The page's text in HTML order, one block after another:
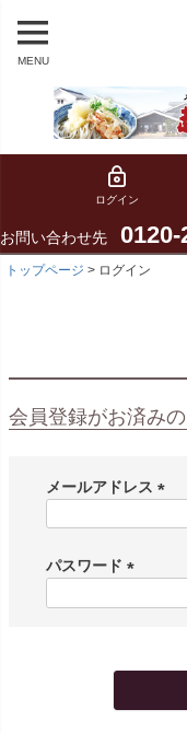
MENU
ログイン
お問い合わせ先 0120-
トップページ ログイン
会員登録がお済み
メールアドレス
)
パスワード